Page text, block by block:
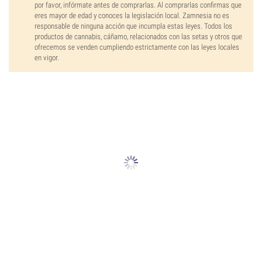
por favor, infórmate antes de comprarlas. Al comprarlas confirmas que
eres mayor de edad y conoces la legislación local. Zamnesia no es
responsable de ninguna acción que incumpla estas leyes. Todos los
productos de cannabis, cáñamo, relacionados con las setas y otros que
ofrecemos se venden cumpliendo estrictamente con las leyes locales
en vigor.